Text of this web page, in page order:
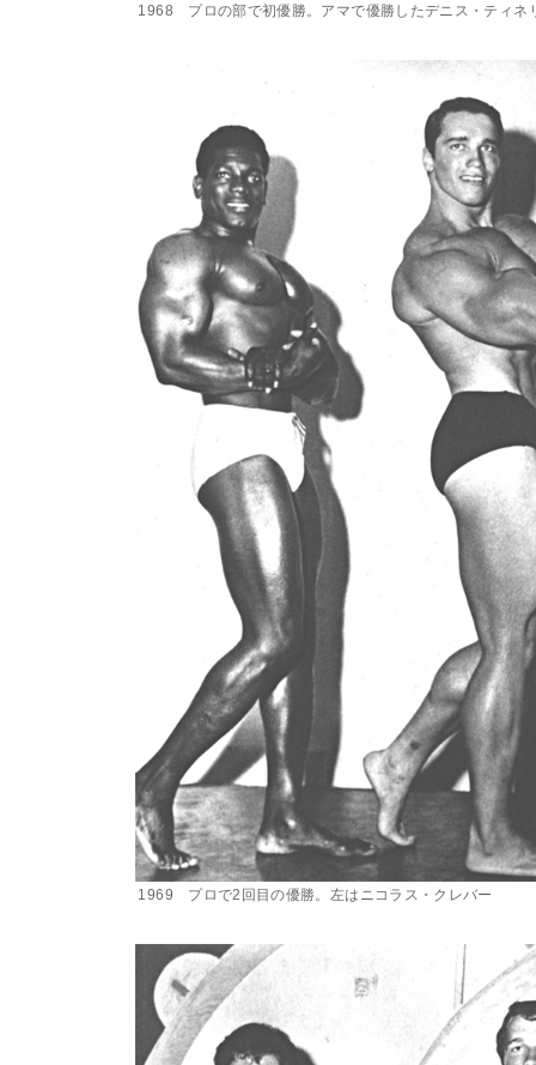
1968 プロの部で初優勝。アマで優勝したデニス・ティネ
1969 プロで2回目の優勝。左はニコラス・クレバー